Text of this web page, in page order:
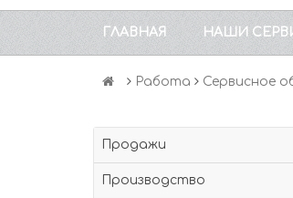
ГЛАВНАЯ НАШИ
Работа Сервисное
Продажи
Производство